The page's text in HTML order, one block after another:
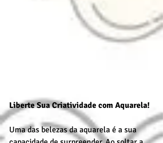
Liberte Sua Criatividade com Aquarela!
Uma das belezas da aquarela é a sua